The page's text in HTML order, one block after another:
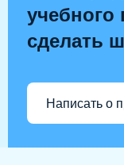
учебного
сделать
Написать о